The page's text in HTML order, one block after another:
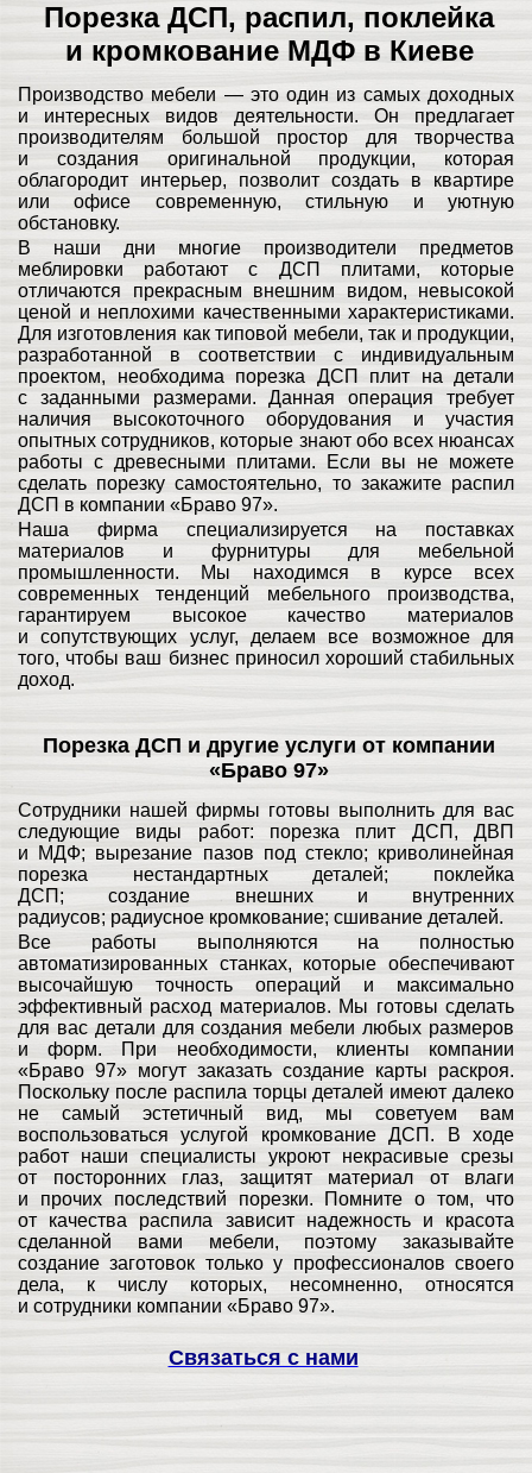
Порезка ДСП, распил, поклейка
и кромкование МДФ в Киеве
Производство мебели — это один из самых доходных
и интересных видов деятельности. Он предлагает
производителям большой простор для творчества
и создания оригинальной продукции, которая
облагородит интерьер, позволит создать в квартире
или офисе современную, стильную и уютную
обстановку.
В наши дни многие производители предметов
меблировки работают с ДСП плитами, которые
отличаются прекрасным внешним видом, невысокой
ценой и неплохими качественными характеристиками.
Для изготовления как типовой мебели, так и продукции,
разработанной в соответствии с индивидуальным
проектом, необходима порезка ДСП плит на детали
с заданными размерами. Данная операция требует
наличия высокоточного оборудования и участия
опытных сотрудников, которые знают обо всех нюансах
работы с древесными плитами. Если вы не можете
сделать порезку самостоятельно, то закажите распил
ДСП в компании «Браво 97».
Наша фирма специализируется на поставках
материалов и фурнитуры для мебельной
промышленности. Мы находимся в курсе всех
современных тенденций мебельного производства,
гарантируем высокое качество материалов
и сопутствующих услуг, делаем все возможное для
того, чтобы ваш бизнес приносил хороший стабильных
доход.
Порезка ДСП и другие услуги от компании
«Браво 97»
Сотрудники нашей фирмы готовы выполнить для вас
следующие виды работ: порезка плит ДСП, ДВП
и МДФ; вырезание пазов под стекло; криволинейная
порезка нестандартных деталей; поклейка
ДСП; создание внешних и внутренних
радиусов; радиусное кромкование; сшивание деталей.
Все работы выполняются на полностью
автоматизированных станках, которые обеспечивают
высочайшую точность операций и максимально
эффективный расход материалов. Мы готовы сделать
для вас детали для создания мебели любых размеров
и форм. При необходимости, клиенты компании
«Браво 97» могут заказать создание карты раскроя.
Поскольку после распила торцы деталей имеют далеко
не самый эстетичный вид, мы советуем вам
воспользоваться услугой кромкование ДСП. В ходе
работ наши специалисты укроют некрасивые срезы
от посторонних глаз, защитят материал от влаги
и прочих последствий порезки. Помните о том, что
от качества распила зависит надежность и красота
сделанной вами мебели, поэтому заказывайте
создание заготовок только у профессионалов своего
дела, к числу которых, несомненно, относятся
и сотрудники компании «Браво 97».
Связаться с нами